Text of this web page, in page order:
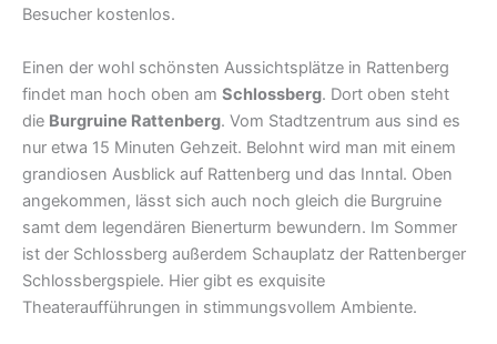
Besucher kostenlos.
Einen der wohl schönsten Aussichtsplätze in Rattenberg
findet man hoch oben am Schlossberg. Dort oben steht
die Burgruine Rattenberg. Vom Stadtzentrum aus sind es
nur etwa 15 Minuten Gehzeit. Belohnt wird man mit einem
grandiosen Ausblick auf Rattenberg und das Inntal. Oben
angekommen, lässt sich auch noch gleich die Burgruine
samt dem legendären Bienerturm bewundern. Im Sommer
ist der Schlossberg außerdem Schauplatz der Rattenberger
Schlossbergspiele. Hier gibt es exquisite
Theateraufführungen in stimmungsvollem Ambiente.